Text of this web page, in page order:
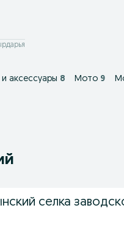
аксессуары 8 Мото 9
селка